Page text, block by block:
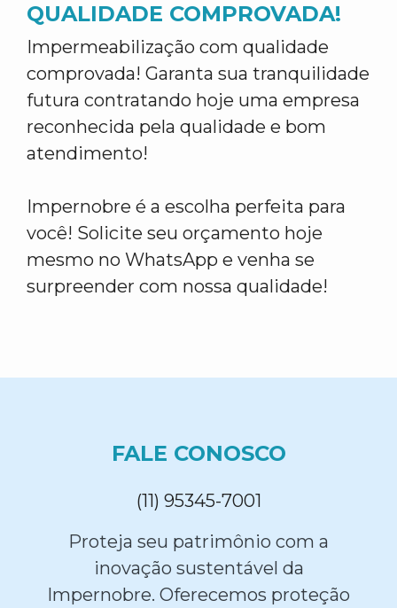
QUALIDADE COMPROVADA!
Impermeabilização com qualidade
comprovada! Garanta sua tranquilidade
futura contratando hoje uma empresa
reconhecida pela qualidade e bom
atendimento!
Impernobre é a escolha perfeita para
você! Solicite seu orçamento hoje
mesmo no WhatsApp e venha se
surpreender com nossa qualidade!
FALE CONOSCO
(11) 95345-7001
Proteja seu patrimônio com a
inovação sustentável da
Impernobre. Oferecemos proteção